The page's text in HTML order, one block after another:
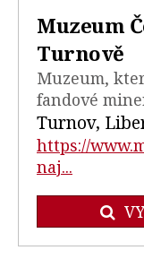
Muzeum
Turnově
Muzeum,
fandové
Turnov,
https://
naj...